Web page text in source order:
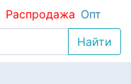
Распродажа Опт